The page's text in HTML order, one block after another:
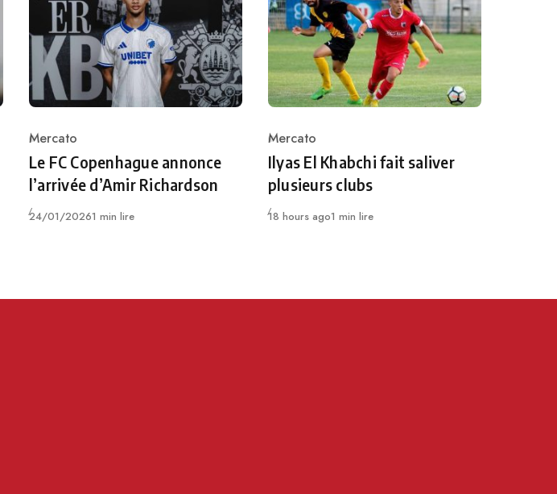
Category
Mercato
Le FC Copenhague annonce
l’arrivée d’Amir Richardson
Publié
24/01/20261 min lire
Category
Mercato
Ilyas El Khabchi fait saliver
plusieurs clubs
Publié
18 hours ago1 min lire